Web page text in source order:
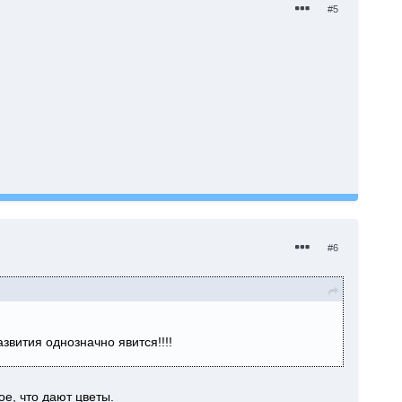
#5
#6
однозначно явится!!!!
что дают цветы.